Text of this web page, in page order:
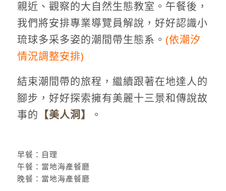
親近、觀察的大自然生態教室。午餐後，
我們將安排專業導覽員解說，好好認識小
琉球多采多姿的潮間帶生態系。 (依潮汐
情況調整安排)
結束潮間帶的旅程，繼續跟著在地達人的
腳步，好好探索擁有美麗十三景和傳說故
事的 【美人洞】 。
早餐：自理
午餐：當地海產餐廳
晚餐：當地海產餐廳